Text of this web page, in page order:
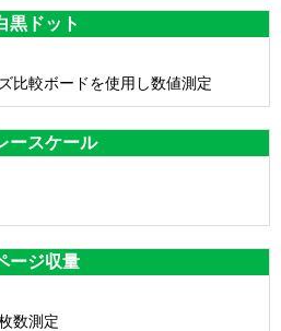
黒ドット
比較ボードを使用し数値測定
ースケール
ージ収量
数測定